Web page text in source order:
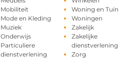
Mobiliteit
Mode en Kleding
Muziek
Onderwijs
Particuliere
dienstverlening
Woning en Tuin
Woningen
Zakelijk
Zakelijke
dienstverlening
Zorg